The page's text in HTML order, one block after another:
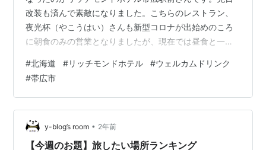
改装も済んで素敵になりました。こちらのレストラン、
夜光杯（やこうはい）さんも新型コロナが出始めのころ
に朝食のみの営業となりましたが、現在では昼食と一部
１７ 帯広駅の目の前です。 以前書いた記事です。↓↓↓
magumagudon2.hatenablog.com 営業時間：16:00～
21:00 宿泊したところウェルカムドリンクのチケットが1
枚もらえました。右のページのビール・ワイン・ウイス
キー・ソフトドリンクのいづれか1杯をいただけます。
17…
#北海道 #リッチモンドホテル #ウェルカムドリンク
#帯広市
y-blog’s room • 2年前
【今週のお題】旅したい場所ランキング